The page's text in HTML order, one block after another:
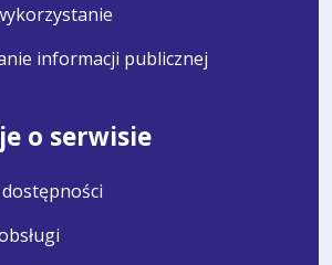
informacji publicznej
o serwisie